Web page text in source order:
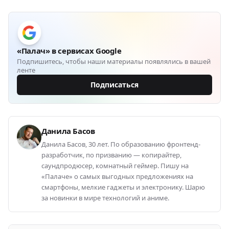
«Палач» в сервисах Google
Подпишитесь, чтобы наши материалы появлялись в вашей
ленте
Подписаться
Данила Басов
Данила Басов, 30 лет. По образованию фронтенд-
разработчик, по призванию — копирайтер,
саундпродюсер, комнатный геймер. Пишу на
«Палаче» о самых выгодных предложениях на
смартфоны, мелкие гаджеты и электронику. Шарю
за новинки в мире технологий и аниме.